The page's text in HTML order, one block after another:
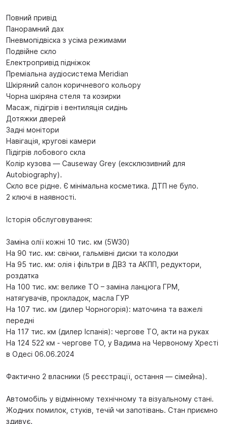
Повний привід
Панорамний дах
Пневмопідвіска з усіма режимами
Подвійне скло
Електропривід підніжок
Преміальна аудіосистема Meridian
Шкіряний салон коричневого кольору
Чорна шкіряна стеля та козирки
Масаж, підігрів і вентиляція сидінь
Дотяжки дверей
Задні монітори
Навігація, кругові камери
Підігрів лобового скла
Колір кузова — Causeway Grey (ексклюзивний для
Autobiography).
Скло все рідне. Є мінімальна косметика. ДТП не було.
2 ключі в наявності.
Історія обслуговування:
Заміна олії кожні 10 тис. км (5W30)
На 90 тис. км: свічки, гальмівні диски та колодки
На 95 тис. км: олія і фільтри в ДВЗ та АКПП, редуктори,
роздатка
На 100 тис. км: велике ТО – заміна ланцюга ГРМ,
натягувачів, прокладок, масла ГУР
На 107 тис. км (дилер Чорногорія): маточина та важелі
передні
На 117 тис. км (дилер Іспанія): чергове ТО, акти на руках
На 124 522 км - чергове ТО, у Вадима на Червоному Хресті
в Одесі 06.06.2024
Фактично 2 власники (5 реєстрації, остання — сімейна).
Автомобіль у відмінному технічному та візуальному стані.
Жодних помилок, стуків, течій чи запотівань. Стан приємно
здивує.